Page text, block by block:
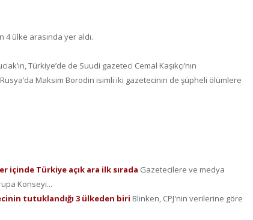
ülke arasında yer aldı.
Türkiye’de de Suudi gazeteci Cemal Kaşıkçı’nın
Maksim Borodin isimli iki gazetecinin de şüpheli ölümlere
içinde Türkiye açık ara ilk sırada Gazetecilere ve medya
Konseyi...
tutuklandığı 3 ülkeden biri Blinken, CPJ'nin verilerine göre